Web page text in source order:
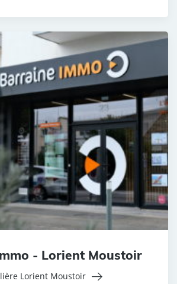
- Lorient Moustoir
Lorient Moustoir